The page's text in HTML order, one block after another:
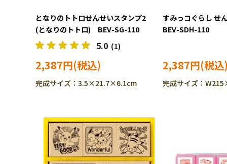
となりのトトロせんせいスタンプ2
(となりのトトロ) BEV-SG-110
5.0 (1)
2,387円
完成サイズ：3.5×21.7×6.1cm
すみっコぐらし
BEV-SDH-110
2,387円
完成サイズ：